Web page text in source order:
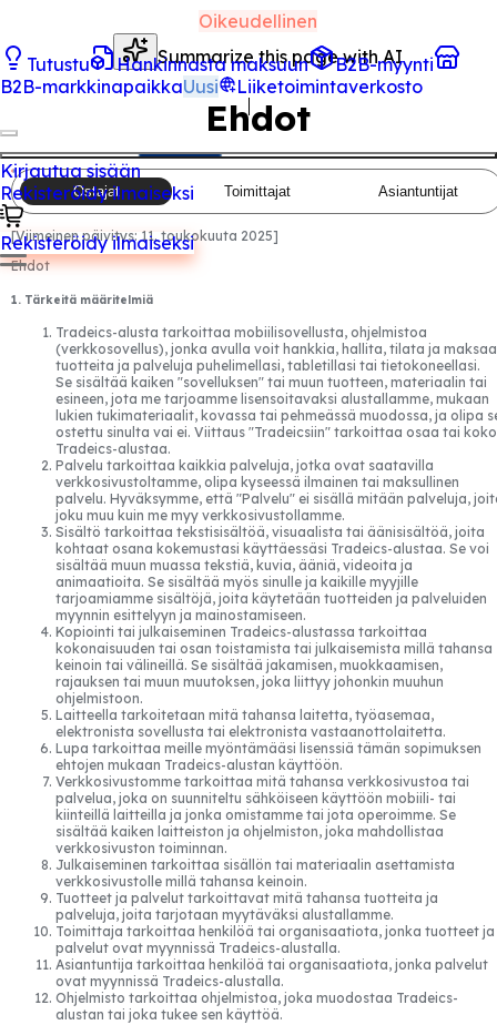
Tutustu Hankinnasta maksuun
B2B-myynti
B2B-markkinapaikkaUusi Liiketoimintaverkosto
Kirjautua sisään
Rekisteröidy ilmaiseksi
Rekisteröidy ilmaiseksi
Oikeudellinen
Summarize this page with AI
Ehdot
Ostajat Toimittajat Asiantuntijat
[Viimeinen päivitys: 11. toukokuuta 2025]
Ehdot
1. Tärkeitä määritelmiä
Tradeics-alusta tarkoittaa mobiilisovellusta, ohjelmistoa
(verkkosovellus), jonka avulla voit hankkia, hallita, tilata ja maksaa
tuotteita ja palveluja puhelimellasi, tabletillasi tai tietokoneellasi.
Se sisältää kaiken "sovelluksen" tai muun tuotteen, materiaalin tai
esineen, jota me tarjoamme lisensoitavaksi alustallamme, mukaan
lukien tukimateriaalit, kovassa tai pehmeässä muodossa, ja olipa
ostettu sinulta vai ei. Viittaus "Tradeicsiin" tarkoittaa osaa tai koko
Tradeics-alustaa.
Palvelu tarkoittaa kaikkia palveluja, jotka ovat saatavilla
verkkosivustoltamme, olipa kyseessä ilmainen tai maksullinen
palvelu. Hyväksymme, että "Palvelu" ei sisällä mitään palveluja,
joku muu kuin me myy verkkosivustollamme.
Sisältö tarkoittaa tekstisisältöä, visuaalista tai äänisisältöä, joita
kohtaat osana kokemustasi käyttäessäsi Tradeics-alustaa. Se voi
sisältää muun muassa tekstiä, kuvia, ääniä, videoita ja
animaatioita. Se sisältää myös sinulle ja kaikille myyjille
tarjoamiamme sisältöjä, joita käytetään tuotteiden ja palveluiden
myynnin esittelyyn ja mainostamiseen.
Kopiointi tai julkaiseminen Tradeics-alustassa tarkoittaa
kokonaisuuden tai osan toistamista tai julkaisemista millä tahansa
keinoin tai välineillä. Se sisältää jakamisen, muokkaamisen,
rajauksen tai muun muutoksen, joka liittyy johonkin muuhun
ohjelmistoon.
Laitteella tarkoitetaan mitä tahansa laitetta, työasemaa,
elektronista sovellusta tai elektronista vastaanottolaitetta.
Lupa tarkoittaa meille myöntämääsi lisenssiä tämän sopimuksen
ehtojen mukaan Tradeics-alustan käyttöön.
Verkkosivustomme tarkoittaa mitä tahansa verkkosivustoa tai
palvelua, joka on suunniteltu sähköiseen käyttöön mobiili- tai
kiinteillä laitteilla ja jonka omistamme tai jota operoimme. Se
sisältää kaiken laitteiston ja ohjelmiston, joka mahdollistaa
verkkosivuston toiminnan.
Julkaiseminen tarkoittaa sisällön tai materiaalin asettamista
verkkosivustolle millä tahansa keinoin.
Tuotteet ja palvelut tarkoittavat mitä tahansa tuotteita ja
palveluja, joita tarjotaan myytäväksi alustallamme.
Toimittaja tarkoittaa henkilöä tai organisaatiota, jonka tuotteet ja
palvelut ovat myynnissä Tradeics-alustalla.
Asiantuntija tarkoittaa henkilöä tai organisaatiota, jonka palvelut
ovat myynnissä Tradeics-alustalla.
Ohjelmisto tarkoittaa ohjelmistoa, joka muodostaa Tradeics-
alustan tai joka tukee sen käyttöä.